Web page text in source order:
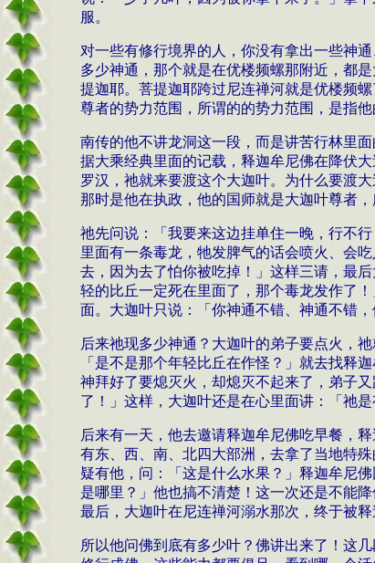
服。
对一些有修行境界的人，你没有拿出一些神
多少神通，那个就是在优楼频螺那附近，都
提迦耶。菩提迦耶跨过尼连禅河就是优楼频
尊者的势力范围，所谓的的势力范围，是指他
南传的他不讲龙洞这一段，而是讲苦行林里
据大乘经典里面的记载，释迦牟尼佛在降伏
罗汉，祂就来要渡这个大迦叶。为什么要渡
那时是他在执政，他的国师就是大迦叶尊者
祂先问说：「我要来这边挂单住一晚，行不
里面有一条毒龙，牠发脾气的话会喷火、会
去，因为去了怕你被吃掉！」这样三请，最
轻的比丘一定死在里面了，那个毒龙发作了
面。大迦叶只说：「你神通不错、神通不错
后来祂现多少神通？大迦叶的弟子要点火，
「是不是那个年轻比丘在作怪？」就去找释
神拜好了要熄灭火，却熄灭不起来了，弟子
了！」这样，大迦叶还是在心里面讲：「祂
后来有一天，他去邀请释迦牟尼佛吃早餐，
有东、西、南、北四大部洲，去拿了当地特
疑有他，问：「这是什么水果？」释迦牟尼
是哪里？」他也搞不清楚！这一次还是不能
最后，大迦叶在尼连禅河溺水那次，终于被
所以他问佛到底有多少叶？佛讲出来了！这